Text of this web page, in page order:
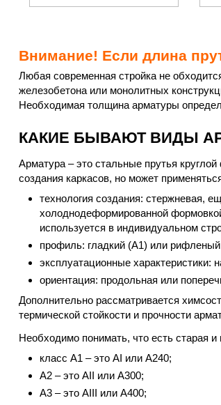
Внимание! Если длина
Любая современная стройка не
железобетона или монолитных
Необходимая толщина арматуры
КАКИЕ БЫВАЮТ ВИДЫ
Арматура – это стальные прутья
создания каркасов, но может
технология создания: стержневая,
холоднодеформированной
используется в индивидуальном
профиль: гладкий (А1) или
эксплуатационные характеристики:
ориентация: продольная или
Дополнительно рассматривается
термической стойкости и прочности
Необходимо понимать, что есть старая и
класс А1 – это АI или А240;
А2 – это AII или А300;
А3 – это АIII или А400;